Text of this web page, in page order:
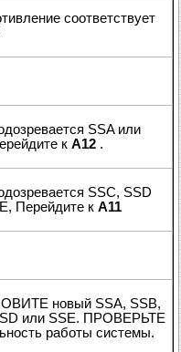
соответствует
SSA или
к A12 .
SSC, SSD
Перейдите к A11
новый SSA, SSB,
или SSE. ПРОВЕРЬТЕ
работы системы.